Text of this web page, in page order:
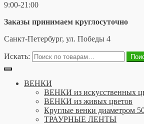
9:00-21:00
Заказы принимаем круглосуточно
Санкт-Петербург, ул. Победы 4
Искать:
ВЕНКИ
ВЕНКИ из искусственных
ВЕНКИ из живых цветов
Круглые венки диаметром
ТРАУРНЫЕ ЛЕНТЫ